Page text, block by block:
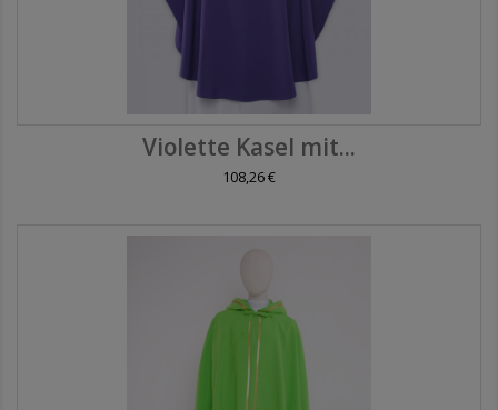
Violette Kasel mit...
108,26 €